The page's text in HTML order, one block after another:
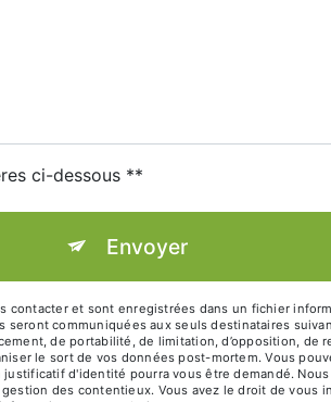
ci-dessous **
Envoyer
et sont enregistrées dans un fichier
communiquées aux seuls destinataires
de portabilité, de limitation, d’opposition,
le sort de vos données post-mortem. Vous
d'identité pourra vous être demandé.
des contentieux. Vous avez le droit de vous